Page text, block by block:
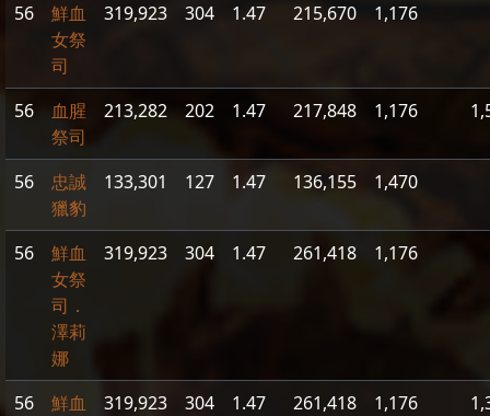
56
鮮血
女祭
司
319,923 304 1.47 215,670 1,176
56
血腥
祭司
213,282 202 1.47 217,848 1,176
56
忠誠
獵豹
133,301 127 1.47 136,155 1,470
56
鮮血
女祭
司．
澤莉
娜
319,923 304 1.47 261,418 1,176
56
鮮血
319,923 304 1.47 261,418 1,176